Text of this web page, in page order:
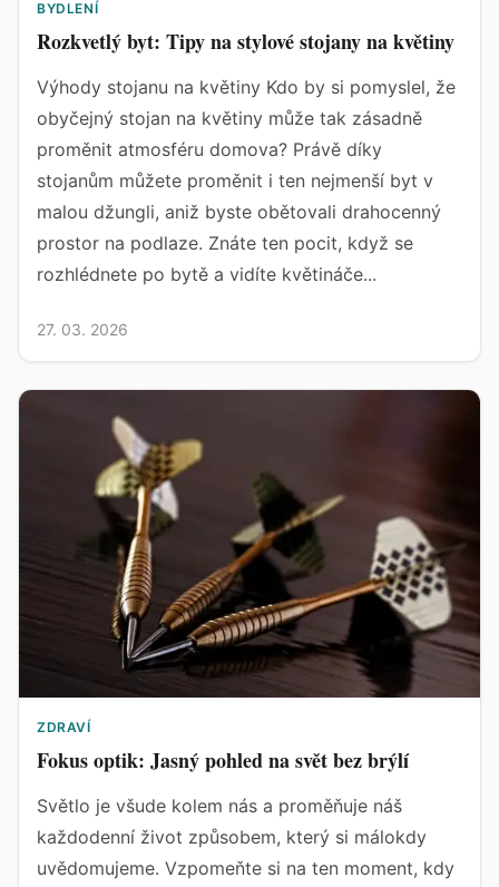
BYDLENÍ
Rozkvetlý byt: Tipy na stylové stojany na květiny
Výhody stojanu na květiny Kdo by si pomyslel, že
obyčejný stojan na květiny může tak zásadně
proměnit atmosféru domova? Právě díky
stojanům můžete proměnit i ten nejmenší byt v
malou džungli, aniž byste obětovali drahocenný
prostor na podlaze. Znáte ten pocit, když se
rozhlédnete po bytě a vidíte květináče...
27. 03. 2026
ZDRAVÍ
Fokus optik: Jasný pohled na svět bez brýlí
Světlo je všude kolem nás a proměňuje náš
každodenní život způsobem, který si málokdy
uvědomujeme. Vzpomeňte si na ten moment, kdy